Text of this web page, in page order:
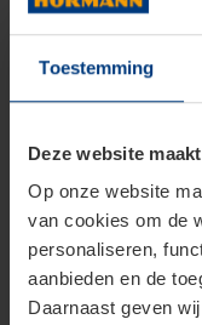
Toestemming
Deze website
Op onze website
van cookies om de
personaliseren,
aanbieden en de
Daarnaast geven